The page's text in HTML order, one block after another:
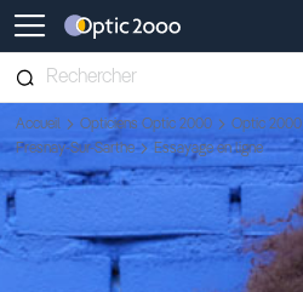
Retour vers la page d'accueil
Accueil Opticiens Optic 2000
Optic 2000
Fresnay-Sur-Sarthe
Essayage en ligne